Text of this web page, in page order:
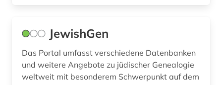
antragsschrift (1)
apostolische pönitentiarie (1)
Sachsen (10)
Sachsen-Anhalt (4)
Schweden (8)
JewishGen
Das Portal umfasst verschiedene Datenbanken
und weitere Angebote zu jüdischer Genealogie
weltweit mit besonderem Schwerpunkt auf dem